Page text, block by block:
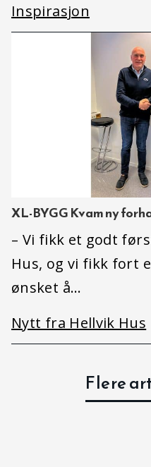
Inspirasjon
XL-BYGG Kvam ny
– Vi fikk et godt
Hus, og vi fikk fort
ønsket å…
Nytt fra Hellvik Hus
Flere